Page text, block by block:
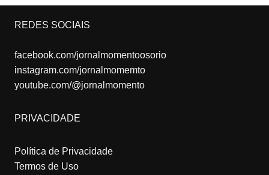
REDES SOCIAIS
facebook.com/jornalmomentoosorio
instagram.com/jornalmomemto
youtube.com/@jornalmomento
PRIVACIDADE
Política de Privacidade
Termos de Uso